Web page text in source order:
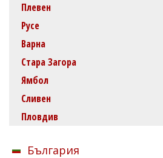
Плевен
Русе
Варна
Стара Загора
Ямбол
Сливен
Пловдив
България